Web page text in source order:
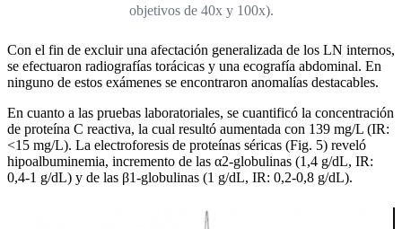
objetivos de 40x y 100x).
Con el fin de excluir una afectación generalizada de los LN internos,
se efectuaron radiografías torácicas y una ecografía abdominal. En
ninguno de estos exámenes se encontraron anomalías destacables.
En cuanto a las pruebas laboratoriales, se cuantificó la concentración
de proteína C reactiva, la cual resultó aumentada con 139 mg/L (IR:
<15 mg/L). La electroforesis de proteínas séricas (Fig. 5) reveló
hipoalbuminemia, incremento de las α2-globulinas (1,4 g/dL, IR:
0,4-1 g/dL) y de las β1-globulinas (1 g/dL, IR: 0,2-0,8 g/dL).